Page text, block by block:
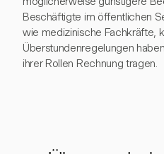
Beschäftigte im öffentlichen
wie medizinische Fachkräfte,
Überstundenregelungen
ihrer Rollen Rechnung tragen.